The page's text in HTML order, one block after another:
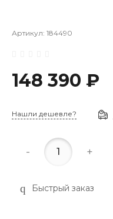
Артикул: 184490
148 390 ₽
Нашли дешевле?
- +
Быстрый заказ